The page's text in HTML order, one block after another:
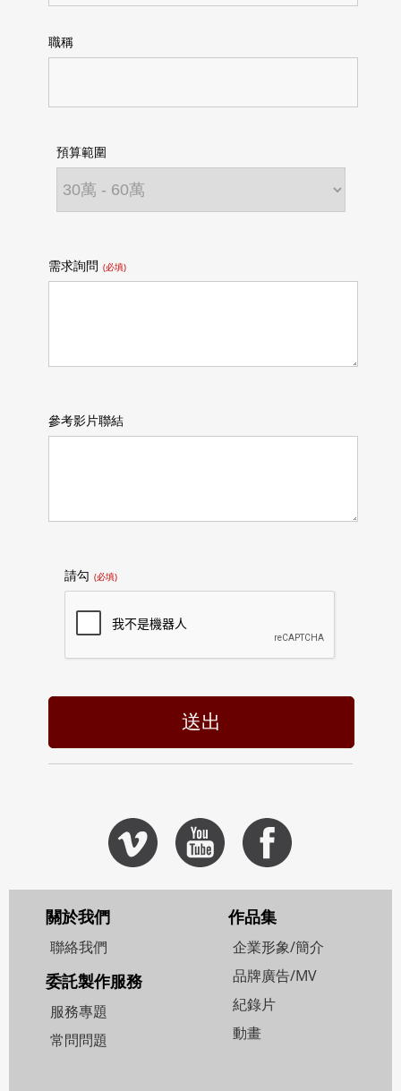
職稱
預算範圍
需求詢問 (必填)
參考影片聯結
請勾 (必填)
送出
關於我們
聯絡我們
委託製作服務
服務專題
常問問題
作品集
企業形象/簡介
品牌廣告/MV
紀錄片
動畫